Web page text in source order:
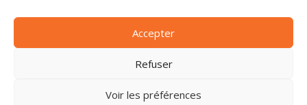
Accepter
Refuser
Voir les préférences